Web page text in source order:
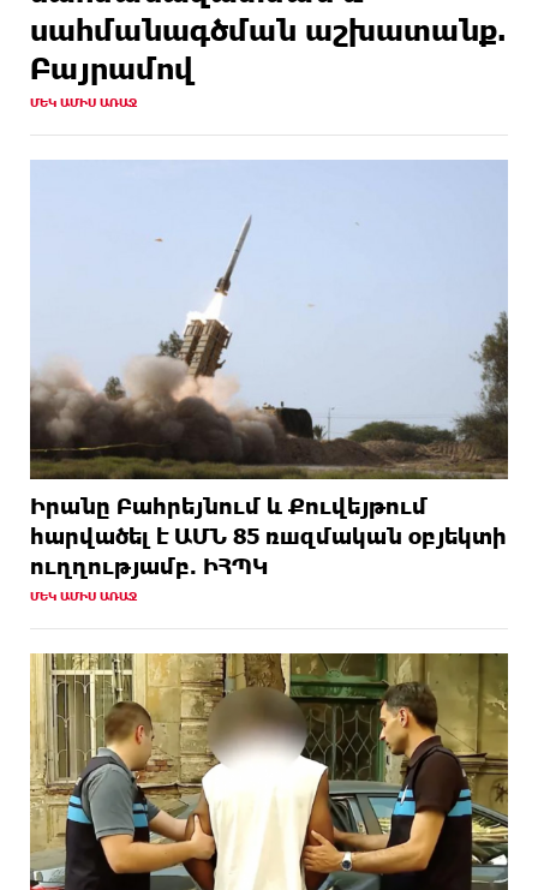
սահմանագծման աշխատանք.
Բայրամով
ՄԵԿ ԱՄԻՍ ԱՌԱՋ
Իրանը Բահրեյնում և Քուվեյթում
hարվածել է ԱՄՆ 85 ռшզմական օբյեկտի
ուղղությամբ. ԻՀՊԿ
ՄԵԿ ԱՄԻՍ ԱՌԱՋ